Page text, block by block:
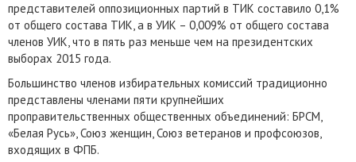
представителей оппозиционных партий в ТИК составило 0,1%
от общего состава ТИК, а в УИК – 0,009% от общего состава
членов УИК, что в пять раз меньше чем на президентских
выборах 2015 года.
Большинство членов избирательных комиссий традиционно
представлены членами пяти крупнейших
проправительственных общественных объединений: БРСМ,
«Белая Русь», Союз женщин, Союз ветеранов и профсоюзов,
входящих в ФПБ.